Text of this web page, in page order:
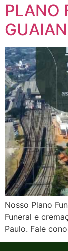
PLANO
Nosso Plano
Funeral e
Paulo. Fale